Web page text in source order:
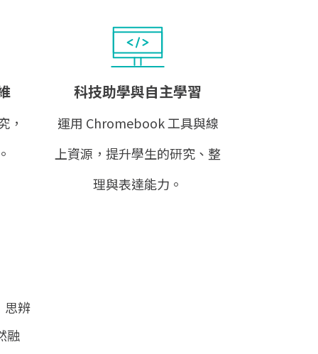
，
科技助學與自主學習
運用 Chromebook 工具與線
上資源，提升學生的研究、整
理與表達能力。
思辨
融